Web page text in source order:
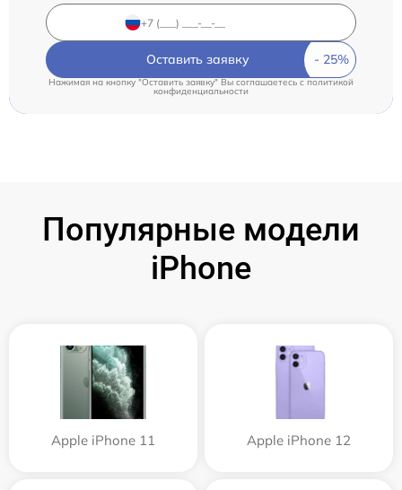
Оставить заявку
Нажимая на кнопку "Оставить заявку" Вы соглашаетесь cполитикой
конфиденциальности
Популярные модели
iPhone
Apple iPhone 11 Apple iPhone 12